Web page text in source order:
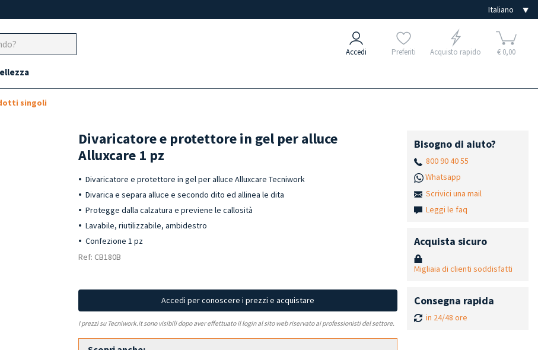
Accedi Preferiti Acquisto rapido € 0,00
singoli
Divaricatore e protettore in gel per alluce
Alluxcare 1 pz
Divaricatore e protettore in gel per alluce Alluxcare Tecniwork
Divarica e separa alluce e secondo dito ed allinea le dita
Protegge dalla calzatura e previene le callosità
Lavabile, riutilizzabile, ambidestro
Confezione 1 pz
Ref: CB180B
Accedi per conoscere i prezzi e acquistare
I prezzi su Tecniwork.it sono visibili dopo aver effettuato il login al sito web riservato ai professionisti del settore.
Bisogno di aiuto?
800 90 40 55
Whatsapp
Scrivici una mail
Leggi le faq
Acquista sicuro
Migliaia di clienti soddisfatti
Consegna rapida
in 24/48 ore